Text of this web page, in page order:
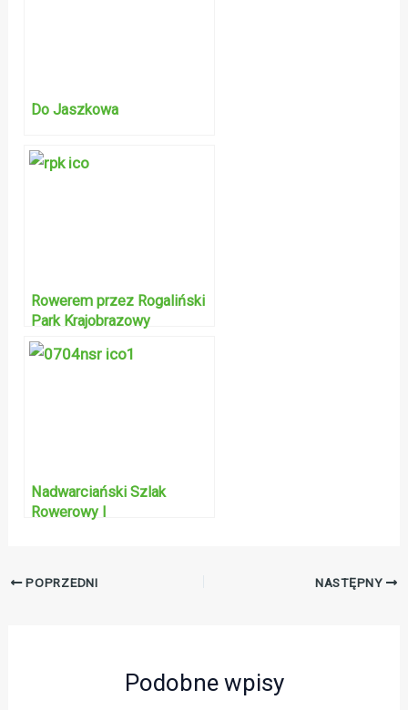
Do Jaszkowa
Rowerem przez Rogaliński
Park Krajobrazowy
Nadwarciański Szlak
Rowerowy I
POPRZEDNI NASTĘPNY
Podobne wpisy